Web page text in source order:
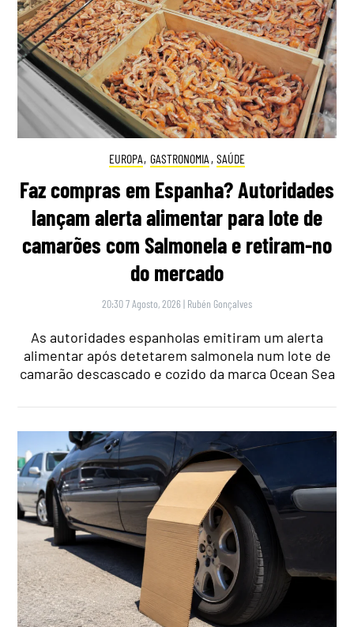
EUROPA, GASTRONOMIA , SAÚDE
Faz compras em Espanha? Autoridades
lançam alerta alimentar para lote de
camarões com Salmonela e retiram-no
do mercado
20:30 7 Agosto, 2026 | Rubén Gonçalves
As autoridades espanholas emitiram um alerta
alimentar após detetarem salmonela num lote de
camarão descascado e cozido da marca Ocean Sea